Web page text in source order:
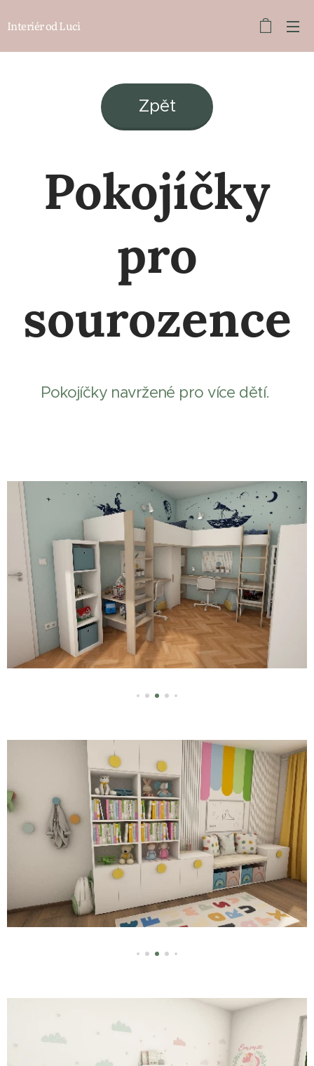
Interiér od Luci
Zpět
Pokojíčky
pro
sourozence
Pokojíčky navržené pro více dětí.